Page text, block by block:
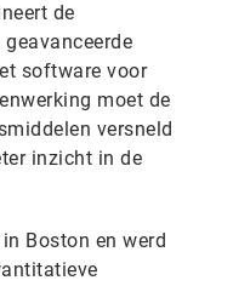
de
software voor
moet de
versneld
inzicht in de
Boston en werd